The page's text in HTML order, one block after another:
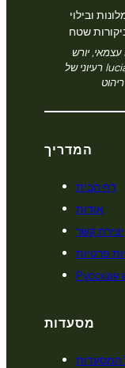
ובילוי
עצמאי, יורש
רעיוני של luciano-int.co.il שנסגר. איננו ממשיכים את
המדריך
דף הבית
אודות
יצירת קשר
פרטיות
Русская
מסעדות
המסעדות